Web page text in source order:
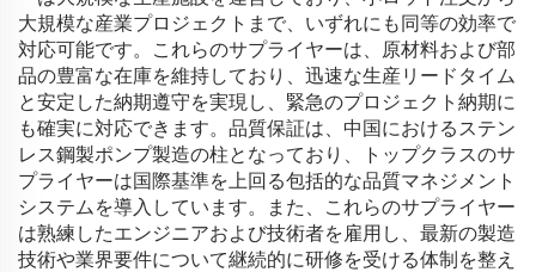
大規模な産業プロジェクトまで、いずれにも同等の効率で
対応可能です。これらのサプライヤーは、原材料および部
品の豊富な在庫を維持しており、迅速な生産リードタイム
と安定した納期遵守を実現し、緊急のプロジェクト納期に
も確実に対応できます。品質保証は、中国におけるステン
レス鋼製ポンプ製造の柱となっており、トップクラスのサ
プライヤーは国際基準を上回る包括的な品質マネジメント
システムを導入しています。また、これらのサプライヤー
は熟練したエンジニアおよび技術者を雇用し、最新の製造
技術や業界要件について継続的に研修を受ける体制を整え